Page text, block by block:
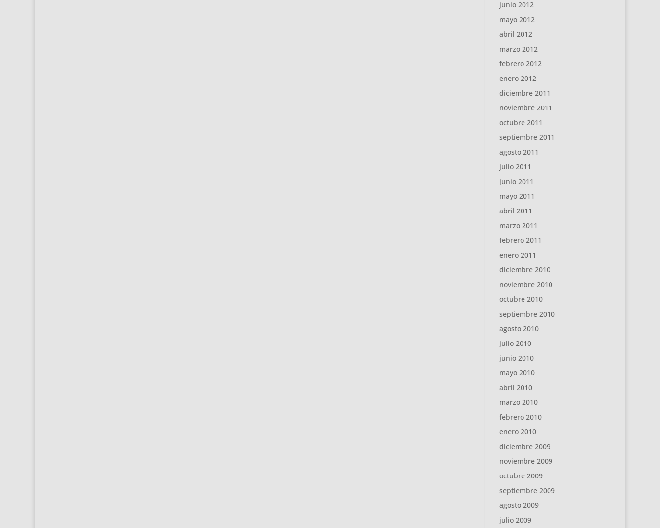
junio 2012
mayo 2012
abril 2012
marzo 2012
febrero 2012
enero 2012
diciembre 2011
noviembre 2011
octubre 2011
septiembre 2011
agosto 2011
julio 2011
junio 2011
mayo 2011
abril 2011
marzo 2011
febrero 2011
enero 2011
diciembre 2010
noviembre 2010
octubre 2010
septiembre 2010
agosto 2010
julio 2010
junio 2010
mayo 2010
abril 2010
marzo 2010
febrero 2010
enero 2010
diciembre 2009
noviembre 2009
octubre 2009
septiembre 2009
agosto 2009
julio 2009